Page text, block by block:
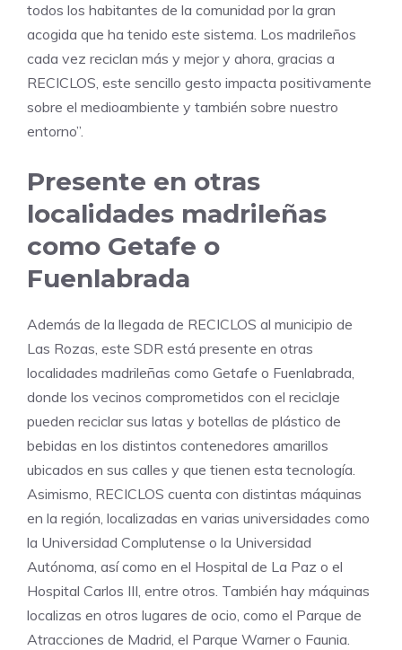
todos los habitantes de la comunidad por la gran
acogida que ha tenido este sistema. Los madrileños
cada vez reciclan más y mejor y ahora, gracias a
RECICLOS, este sencillo gesto impacta positivamente
sobre el medioambiente y también sobre nuestro
entorno”.
Presente en otras
localidades madrileñas
como Getafe o
Fuenlabrada
Además de la llegada de RECICLOS al municipio de
Las Rozas, este SDR está presente en otras
localidades madrileñas como Getafe o Fuenlabrada,
donde los vecinos comprometidos con el reciclaje
pueden reciclar sus latas y botellas de plástico de
bebidas en los distintos contenedores amarillos
ubicados en sus calles y que tienen esta tecnología.
Asimismo, RECICLOS cuenta con distintas máquinas
en la región, localizadas en varias universidades como
la Universidad Complutense o la Universidad
Autónoma, así como en el Hospital de La Paz o el
Hospital Carlos III, entre otros. También hay máquinas
localizas en otros lugares de ocio, como el Parque de
Atracciones de Madrid, el Parque Warner o Faunia.